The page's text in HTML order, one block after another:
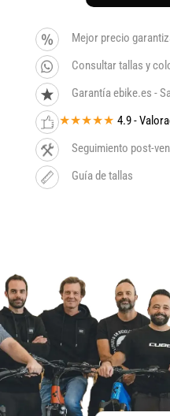
Mejor precio
Consultar tallas y
Garantía ebike.es -
★★★★★ 4.9 -
Seguimiento post-
Guía de tallas